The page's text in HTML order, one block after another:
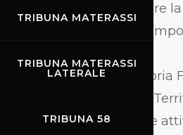
TRIBUNA MATERASSI
TRIBUNA MATERASSI
LATERALE
TRIBUNA 58
prendersi cura e tutelare
attivato anche diversi
in egual misura la propria
infatti, con l’Ambiente
Firenze vengono svolte